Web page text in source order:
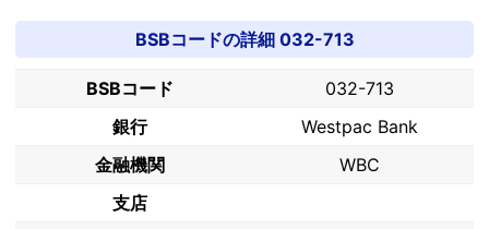
BSBコードの詳細 032-713
BSBコード
032-713
銀行
Westpac Bank
金融機関
WBC
支店